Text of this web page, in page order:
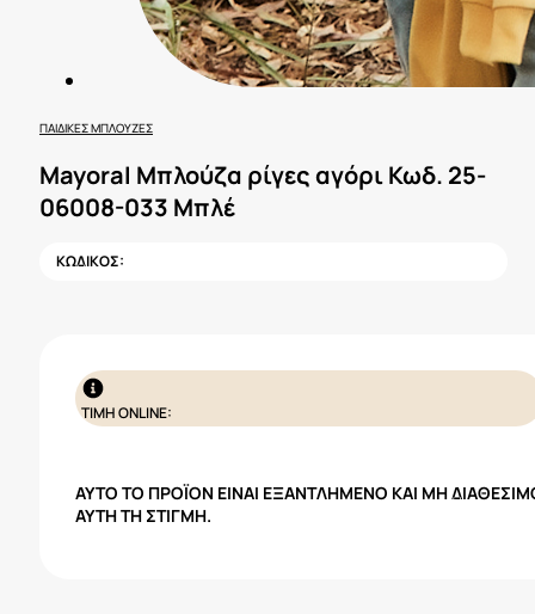
ΠΑΙΔΙΚΈΣ ΜΠΛΟΎΖΕΣ
Mayoral Μπλούζα ρίγες αγόρι Κωδ. 25-
06008-033 Μπλέ
ΚΩΔΙΚΟΣ:
ΤΙΜΗ ONLINE:
ΑΥΤΌ ΤΟ ΠΡΟΪΌΝ ΕΊΝΑΙ ΕΞΑΝΤΛΗΜΈΝΟ ΚΑΙ ΜΗ
ΑΥΤΉ ΤΗ ΣΤΙΓΜΉ.